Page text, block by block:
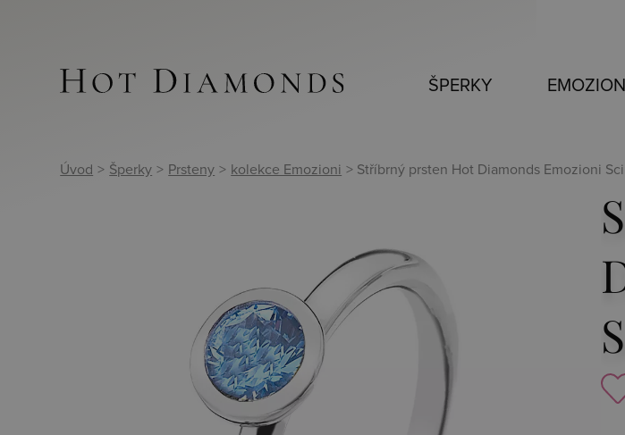
ŠPERKY EMOZIONI
Úvod > Šperky > Prsteny > kolekce Emozioni > Stříbrný prsten Hot Diamonds Emozioni